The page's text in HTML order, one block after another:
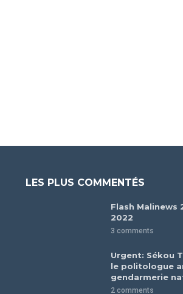
LES PLUS COMMENTÉS
Flash Malinews
2022
3 comments
Urgent: Sékou
le politologue
gendarmerie
2 comments